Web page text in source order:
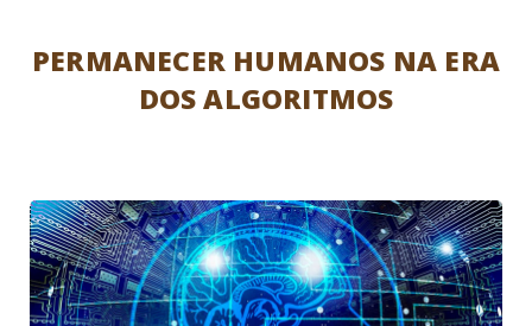
PERMANECER HUMANOS NA ERA
DOS ALGORITMOS